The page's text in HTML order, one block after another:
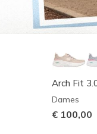
Arch Fit
Dames
€ 100,00